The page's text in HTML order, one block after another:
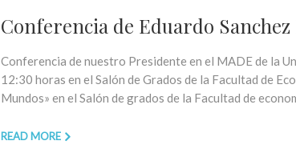
Conferencia de Eduardo
Conferencia de nuestro Presidente en el MADE de la
12:30 horas en el Salón de Grados de la Facultad de
Mundos» en el Salón de grados de la Facultad de
READ MORE